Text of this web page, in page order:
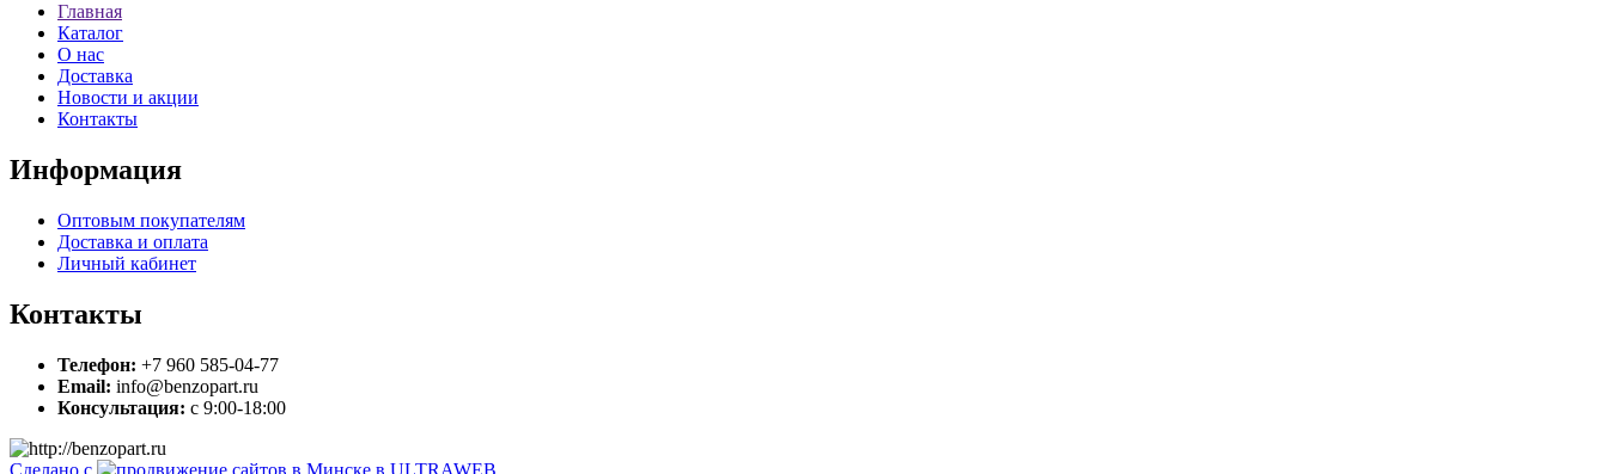
Главная
Каталог
О нас
Доставка
Новости и акции
Контакты
Информация
Оптовым покупателям
Доставка и оплата
Личный кабинет
Контакты
Телефон: +7 960 585-04-77
Email: info@benzopart.ru
Консультация: с 9:00-18:00
Сделано с в ULTRAWEB